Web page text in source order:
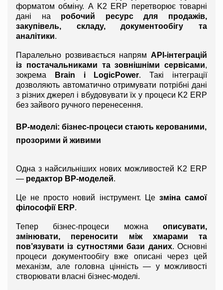
форматом обміну. А K2 ERP перетворює товарні
дані на робочий ресурс для продажів,
закупівель, складу, документообігу та
аналітики.
Паралельно розвивається напрям API-інтеграцій
із постачальниками та зовнішніми сервісами,
зокрема
Brain і LogicPower. Такі інтеграції
дозволяють автоматично отримувати потрібні дані
з різних джерел і вбудовувати їх у процеси K2 ERP
без зайвого ручного перенесення.
BP-моделі: бізнес-процеси стають керованими,
прозорими й живими
Одна з найсильніших нових можливостей K2 ERP
— редактор BP-моделей.
Це не просто новий інструмент. Це зміна самої
філософії ERP.
Тепер бізнес-процеси можна описувати,
змінювати, переносити між хмарами та
пов’язувати із сутностями бази даних. Основні
процеси документообігу вже описані через цей
механізм, але головна цінність — у можливості
створювати власні бізнес-моделі.